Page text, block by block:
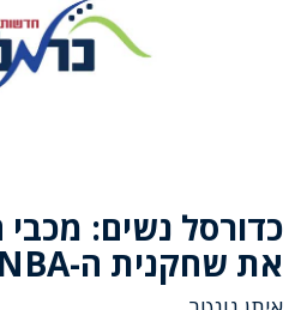
כדורסל נשים:
את שחקנית ה-WNBA ניה קופי